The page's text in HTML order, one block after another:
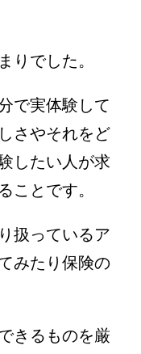
りでした。
で実体験して
さやそれをど
したい人が求
ことです。
扱っているア
みたり保険の
きるものを厳